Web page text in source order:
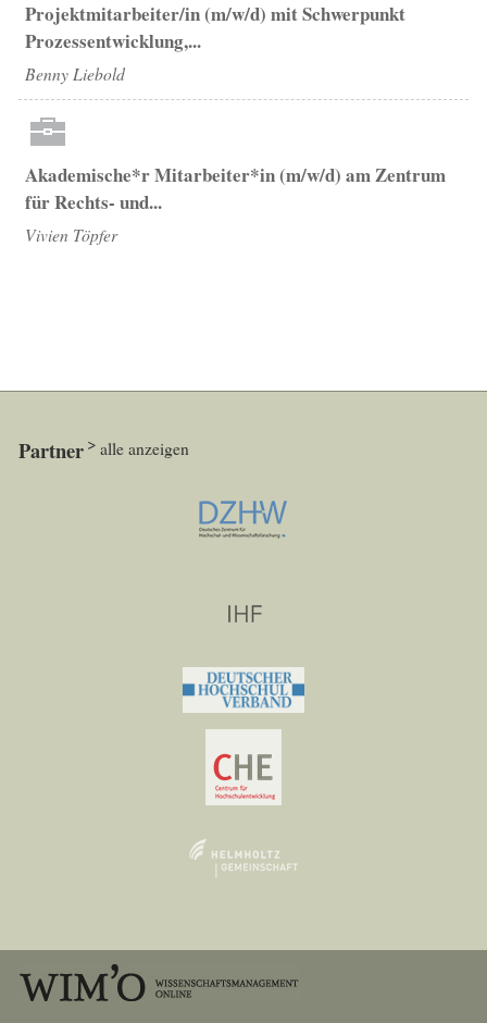
Projektmitarbeiter/in (m/w/d) mit Schwerpunkt
Prozessentwicklung,...
Benny Liebold
Akademische*r Mitarbeiter*in (m/w/d) am Zentrum
für Rechts- und...
Vivien Töpfer
Partner alle anzeigen